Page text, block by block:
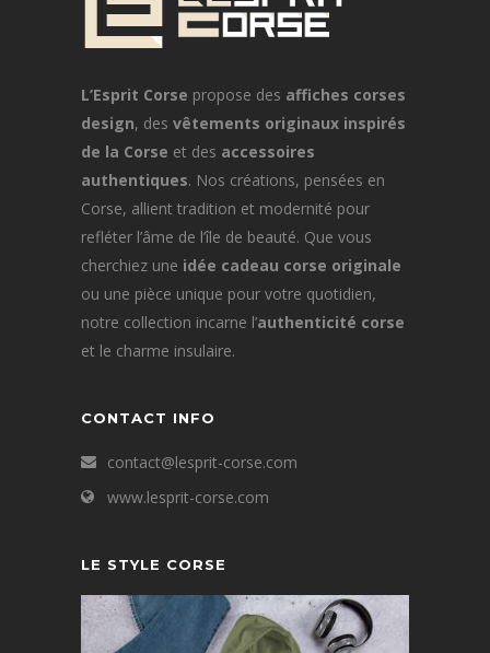
L’Esprit Corse propose des affiches corses
design, des vêtements originaux inspirés
de la Corse et des accessoires
authentiques. Nos créations, pensées en
Corse, allient tradition et modernité pour
refléter l’âme de l’île de beauté. Que vous
cherchiez une idée cadeau corse originale
ou une pièce unique pour votre quotidien,
notre collection incarne l’authenticité corse
et le charme insulaire.
CONTACT INFO
contact@lesprit-corse.com
www.lesprit-corse.com
LE STYLE CORSE